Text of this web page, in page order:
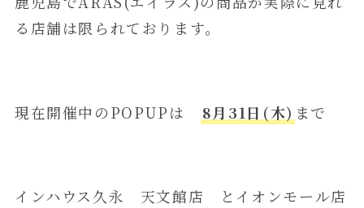
る店舗は限られております。
現在開催中のPOPUPは 8月31日(木) まで
インハウス久永 天文館店 とイオンモール店